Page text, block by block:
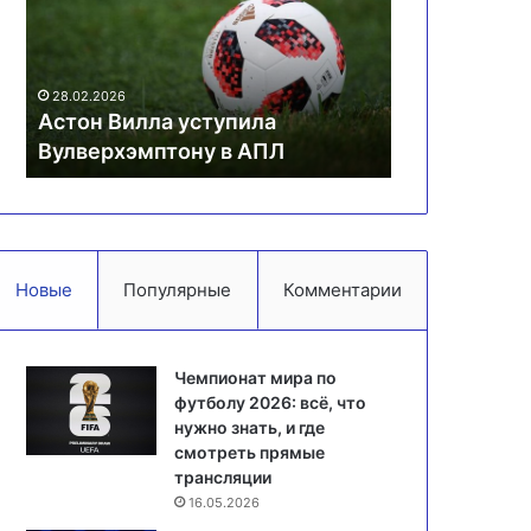
28.02.2026
Астон Вилла уступила
Вулверхэмптону в АПЛ
Новые Популярные Комментарии
Чемпионат мира по
футболу 2026: всё, что
нужно знать, и где
смотреть прямые
трансляции
16.05.2026